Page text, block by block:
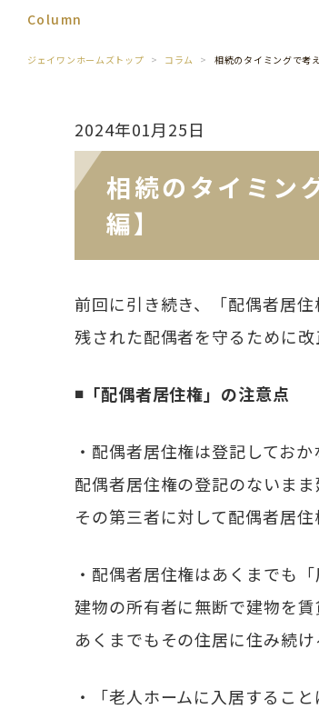
Column
ジェイワンホームズトップ コラム 相続のタイミングで考
2024年01月25日
相続のタイミン
編】
前回に引き続き、「配偶者居住
残された配偶者を守るために
◾️「配偶者居住権」の注意点
・配偶者居住権は登記してお
配偶者居住権の登記のないま
その第三者に対して配偶者居
・配偶者居住権はあくまでも
建物の所有者に無断で建物を
あくまでもその住居に住み続け
・「老人ホームに入居するこ